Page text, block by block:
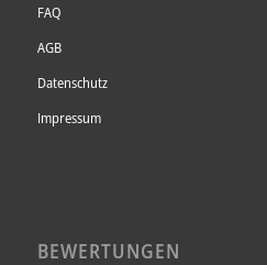
FAQ
AGB
Datenschutz
Impressum
BEWERTUNGEN